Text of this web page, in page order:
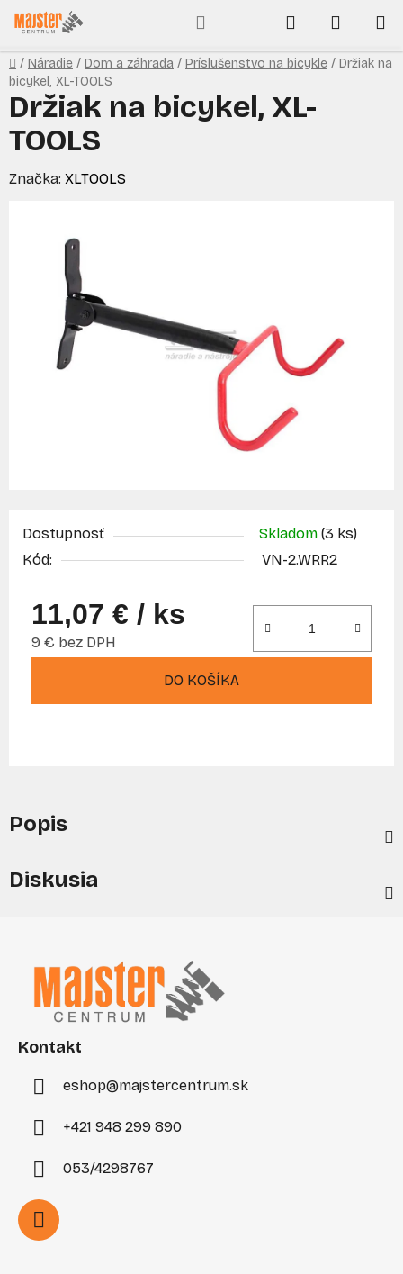
Prejsť
na
obsah
Hľadať
KOŠÍK
Domov
/ Náradie / Dom a záhrada / Príslušenstvo na bicykle / Držiak na
bicykel, XL-TOOLS
Dostupnosť Skladom (3 ks)
Kód:
VN-2.WRR2
11,07 € / ks
9 € bez DPH
DO KOŠÍKA
Držiak na bicykel, XL-
TOOLS
Značka: XLTOOLS
Popis
Diskusia
Kontakt
eshop@majstercentrum.sk
+421 948 299 890
053/4298767